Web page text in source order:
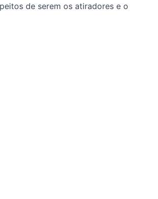
de serem os atiradores e o